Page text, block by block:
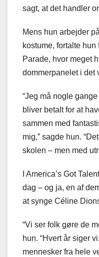
sagt, at det handler
Mens hun arbejder
kostume, fortalte
Parade, hvor meget
dommerpanelet i det
“Jeg må nogle
bliver betalt for at
sammen med
mig,” sagde hun.
skolen – men med
I America’s Got
dag – og ja, en af
at synge Céline
“Vi ser folk gøre de
hun. “Hvert år siger
mennesker fra hele